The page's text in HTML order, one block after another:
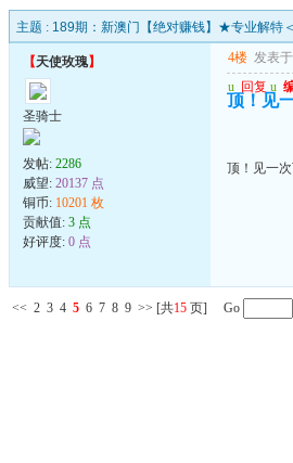
主题 : 189期：新澳门【绝对赚钱】★专业解特
【天使玫瑰】
圣骑士
发帖: 2286
威望: 20137 点
铜币: 10201 枚
贡献值: 3 点
好评度: 0 点
4楼 发表
u 回复 u
顶！见
顶！见一
<< 2 3 4 5 6 7 8 9 >> [共15 页] Go